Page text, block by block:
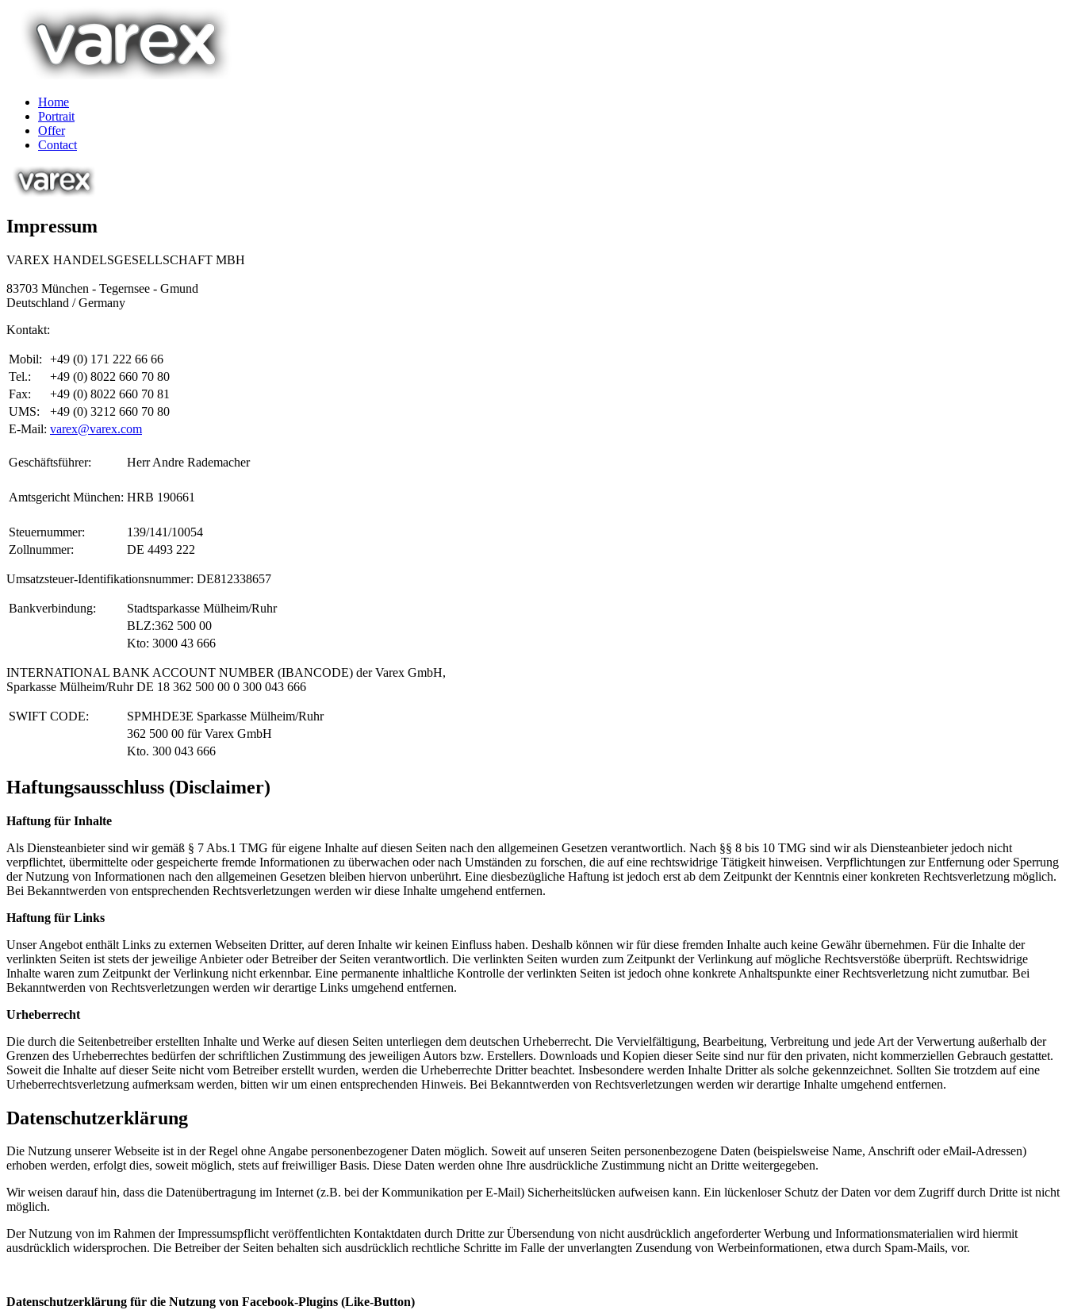
Home
Portrait
Offer
Contact
Impressum
VAREX HANDELSGESELLSCHAFT MBH
83703 München - Tegernsee - Gmund
Deutschland / Germany
Kontakt:
Mobil:
+49 (0) 171 222 66 66
Tel.:
+49 (0) 8022 660 70 80
Fax:
+49 (0) 8022 660 70 81
UMS:
+49 (0) 3212 660 70 80
E-Mail: varex@varex.com
Geschäftsführer: Herr Andre Rademacher
Amtsgericht München: HRB 190661
Steuernummer:
139/141/10054
Zollnummer:
DE 4493 222
Umsatzsteuer-Identifikationsnummer: DE812338657
Bankverbindung:
Stadtsparkasse Mülheim/Ruhr
BLZ:362 500 00
Kto: 3000 43 666
INTERNATIONAL BANK ACCOUNT NUMBER (IBANCODE) der Varex GmbH,
Sparkasse Mülheim/Ruhr DE 18 362 500 00 0 300 043 666
SWIFT CODE:
SPMHDE3E Sparkasse Mülheim/Ruhr
362 500 00 für Varex GmbH
Kto. 300 043 666
Haftungsausschluss (Disclaimer)
Haftung für Inhalte
Als Diensteanbieter sind wir gemäß § 7 Abs.1 TMG für eigene Inhalte auf diesen Seiten nach den allgemeinen Gesetzen verantwortlich. Nach §§ 8 bis 10 TMG sind wir als Diensteanbieter jedoch nicht
verpflichtet, übermittelte oder gespeicherte fremde Informationen zu überwachen oder nach Umständen zu forschen, die auf eine rechtswidrige Tätigkeit hinweisen. Verpflichtungen zur Entfernung oder Sperrung
der Nutzung von Informationen nach den allgemeinen Gesetzen bleiben hiervon unberührt. Eine diesbezügliche Haftung ist jedoch erst ab dem Zeitpunkt der Kenntnis einer konkreten Rechtsverletzung möglich.
Bei Bekanntwerden von entsprechenden Rechtsverletzungen werden wir diese Inhalte umgehend entfernen.
Haftung für Links
Unser Angebot enthält Links zu externen Webseiten Dritter, auf deren Inhalte wir keinen Einfluss haben. Deshalb können wir für diese fremden Inhalte auch keine Gewähr übernehmen. Für die Inhalte der
verlinkten Seiten ist stets der jeweilige Anbieter oder Betreiber der Seiten verantwortlich. Die verlinkten Seiten wurden zum Zeitpunkt der Verlinkung auf mögliche Rechtsverstöße überprüft. Rechtswidrige
Inhalte waren zum Zeitpunkt der Verlinkung nicht erkennbar. Eine permanente inhaltliche Kontrolle der verlinkten Seiten ist jedoch ohne konkrete Anhaltspunkte einer Rechtsverletzung nicht zumutbar. Bei
Bekanntwerden von Rechtsverletzungen werden wir derartige Links umgehend entfernen.
Urheberrecht
Die durch die Seitenbetreiber erstellten Inhalte und Werke auf diesen Seiten unterliegen dem deutschen Urheberrecht. Die Vervielfältigung, Bearbeitung, Verbreitung und jede Art der Verwertung außerhalb der
Grenzen des Urheberrechtes bedürfen der schriftlichen Zustimmung des jeweiligen Autors bzw. Erstellers. Downloads und Kopien dieser Seite sind nur für den privaten, nicht kommerziellen Gebrauch gestattet.
Soweit die Inhalte auf dieser Seite nicht vom Betreiber erstellt wurden, werden die Urheberrechte Dritter beachtet. Insbesondere werden Inhalte Dritter als solche gekennzeichnet. Sollten Sie trotzdem auf eine
Urheberrechtsverletzung aufmerksam werden, bitten wir um einen entsprechenden Hinweis. Bei Bekanntwerden von Rechtsverletzungen werden wir derartige Inhalte umgehend entfernen.
Datenschutzerklärung
Die Nutzung unserer Webseite ist in der Regel ohne Angabe personenbezogener Daten möglich. Soweit auf unseren Seiten personenbezogene Daten (beispielsweise Name, Anschrift oder eMail-Adressen)
erhoben werden, erfolgt dies, soweit möglich, stets auf freiwilliger Basis. Diese Daten werden ohne Ihre ausdrückliche Zustimmung nicht an Dritte weitergegeben.
Wir weisen darauf hin, dass die Datenübertragung im Internet (z.B. bei der Kommunikation per E-Mail) Sicherheitslücken aufweisen kann. Ein lückenloser Schutz der Daten vor dem Zugriff durch Dritte ist nicht
möglich.
Der Nutzung von im Rahmen der Impressumspflicht veröffentlichten Kontaktdaten durch Dritte zur Übersendung von nicht ausdrücklich angeforderter Werbung und Informationsmaterialien wird hiermit
ausdrücklich widersprochen. Die Betreiber der Seiten behalten sich ausdrücklich rechtliche Schritte im Falle der unverlangten Zusendung von Werbeinformationen, etwa durch Spam-Mails, vor.
Datenschutzerklärung für die Nutzung von Facebook-Plugins (Like-Button)